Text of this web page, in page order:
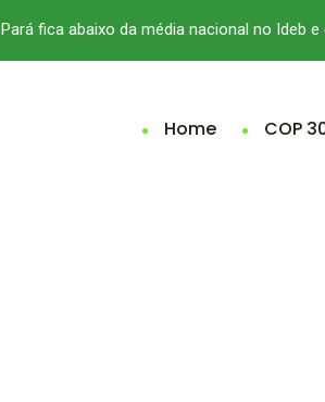
Pará fica abaixo da média nacional no Ideb
Home COP